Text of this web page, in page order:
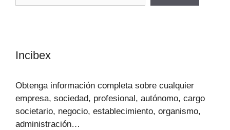
Incibex
Obtenga información completa sobre cualquier
empresa, sociedad, profesional, autónomo, cargo
societario, negocio, establecimiento, organismo,
administración…